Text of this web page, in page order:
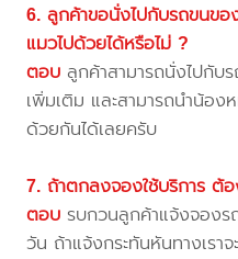
6. ลูกค้าขอนั่งไปกับรถขนข
แมวไปด้วยได้หรือไม่ ?
ตอบ ลูกค้าสามารถนั่งไปกับ
เพิ่มเติม และสามารถนำน้อ
ด้วยกันได้เลยครับ
7. ถ้าตกลงจองใช้บริการ ต้
ตอบ รบกวนลูกค้าแจ้งจอง
วัน ถ้าแจ้งกระทันหันทางเรา